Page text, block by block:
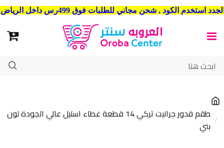
شحن مجاني للطلبات فوق 499رس داخل الرياض . وشحن الي جميع مدن المملكة العربية السعودية
طقم قدور جرانيت تركي 14 قطعة غطاء استيل عالي الجودة لون
بني